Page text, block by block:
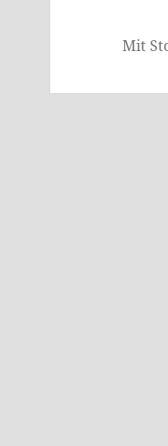
Mit